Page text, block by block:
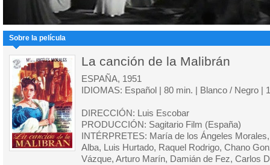
Sobre la película
La canción de la Malibrán
ESPAÑA, 1951
IDIOMAS: Español | 80 min. | Blanco / Negro |
DIRECCIÓN: Luis Escobar
PRODUCCIÓN: Sagitario Film (España)
INTÉRPRETES: María de los Ángeles
Alba, Luis Hurtado, Raquel Rodrigo, Chano
Vázque, Arturo Marín, Damián de Fez, Carlos